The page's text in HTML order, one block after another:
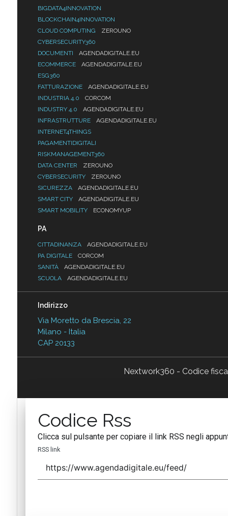
BIGDATA4INNOVATION
BLOCKCHAIN4INNOVATION
CLOUD COMPUTING
ZEROUNO
CYBERSECURITY360
DOCUMENTI
AGENDADIGITALE.EU
ECOMMERCE
AGENDADIGITALE.EU
ESG360
FATTURAZIONE
AGENDADIGITALE.EU
INDUSTRIA 4.0
CORCOM
INDUSTRY 4.0
AGENDADIGITALE.EU
INFRASTRUTTURE
AGENDADIGITALE.EU
INTERNET4THINGS
PAGAMENTIDIGITALI
RISKMANAGEMENT360
DATA CENTER
ZEROUNO
CYBERSECURITY
ZEROUNO
SICUREZZA
AGENDADIGITALE.EU
SMART CITY
AGENDADIGITALE.EU
SMART MOBILITY
ECONOMYUP
PA
CITTADINANZA
AGENDADIGITALE.EU
PA DIGITALE
CORCOM
SANITÀ
AGENDADIGITALE.EU
SCUOLA
AGENDADIGITALE.EU
Indirizzo
Via Moretto da Brescia, 22
Milano - Italia
CAP 20133
Nextwork360 - Codice
Codice Rss
Clicca sul pulsante per copiare il link RSS negli
RSS link